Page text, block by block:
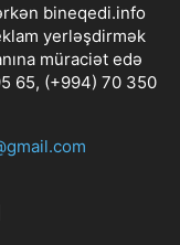
bineqedi.info
yerləşdirmək
müraciət edə
65, (+994) 70 350